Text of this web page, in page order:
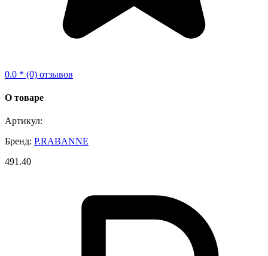
0.0 * (0) отзывов
О товаре
Артикул:
Бренд: P.RABANNE
491.40